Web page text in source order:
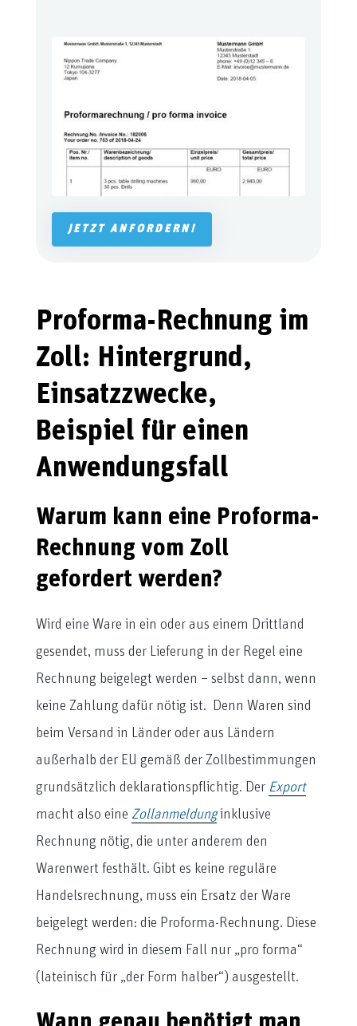
JETZT ANFORDERN!
Proforma-Rechnung im
Zoll: Hintergrund,
Einsatzzwecke,
Beispiel für einen
Anwendungsfall
Warum kann eine Proforma-
Rechnung vom Zoll
gefordert werden?
Wird eine Ware in ein oder aus einem Drittland
gesendet, muss der Lieferung in der Regel eine
Rechnung beigelegt werden – selbst dann, wenn
keine Zahlung dafür nötig ist. Denn Waren sind
beim Versand in Länder oder aus Ländern
außerhalb der EU gemäß der Zollbestimmungen
grundsätzlich deklarationspflichtig. Der Export
macht also eine Zollanmeldunginklusive
Rechnung nötig, die unter anderem den
Warenwert festhält. Gibt es keine reguläre
Handelsrechnung, muss ein Ersatz der Ware
beigelegt werden: die Proforma-Rechnung. Diese
Rechnung wird in diesem Fall nur „pro forma“
(lateinisch für „der Form halber“) ausgestellt.